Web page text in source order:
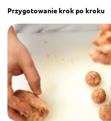
Przygotowanie krok po kroku